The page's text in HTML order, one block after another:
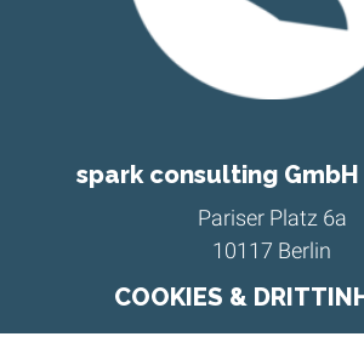
spark consulting GmbH
Pariser Platz 6a
10117 Berlin
E-Mail:
COOKIES &